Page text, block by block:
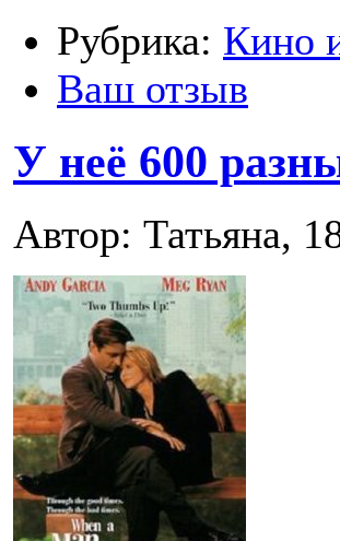
Рубрика: Кино
Ваш отзыв
У неё 600
Автор: Татьяна,